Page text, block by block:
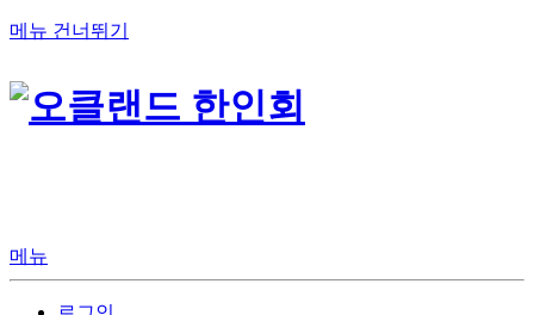
메뉴 건너뛰기
메뉴